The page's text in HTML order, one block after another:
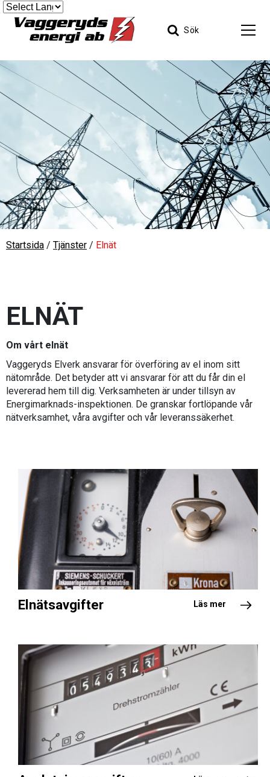
Sök
Startsida / Tjänster / Elnät
ELNÄT
Om vårt elnät
Vaggeryds Elverk ansvarar för överföring av el inom sitt
nätområde. Det betyder att vi ansvarar för att du får din el
levererad hem till dig. Verksamheten är under tillsyn av
Energimarknads-inspektionen. De granskar fortlöpande vår
nätverksamhet, våra avgifter och vår leveranssäkerhet.
Elnätsavgifter Läs mer